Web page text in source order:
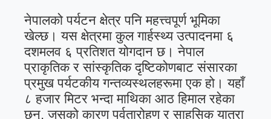
नेपालको पर्यटन क्षेत्र पनि महत्त्वपूर्ण भूमिका
खेल्छ। यस क्षेत्रमा कुल गार्हस्थ्य उत्पादनमा ६
दशमलव ६ प्रतिशत योगदान छ। नेपाल
प्राकृतिक र सांस्कृतिक दृष्टिकोणबाट संसारका
प्रमुख पर्यटकीय गन्तव्यस्थलहरूमा एक हो। यहाँ
८ हजार मिटर भन्दा माथिका आठ हिमाल रहेका
छन्, जसको कारण पर्वतारोहण र साहसिक यात्रा